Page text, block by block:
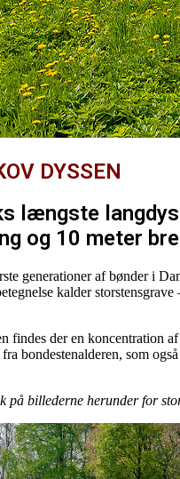
DYSSEN
længste
og 10 meter
generationer af bønder i
kalder storstensgrave
findes der en koncentration af
bondestenalderen, som
på billederne herunder for